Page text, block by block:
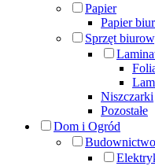
Papier
Papier
Sprzęt
Niszczarki
Pozostałe
Dom i Ogród